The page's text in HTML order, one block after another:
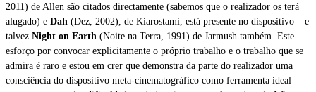
2011) de Allen são citados directamente (sabemos que o realizador os terá
alugado) e Dah (Dez, 2002), de Kiarostami, está presente no dispositivo – e
talvez Night on Earth (Noite na Terra, 1991) de Jarmush também. Este
esforço por convocar explicitamente o próprio trabalho e o trabalho que se
admira é raro e estou em crer que demonstra da parte do realizador uma
consciência do dispositivo meta-cinematográfico como ferramenta ideal